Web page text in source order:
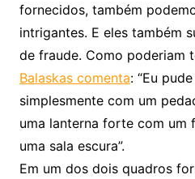
fornecidos, também
intrigantes. E eles também
de fraude. Como poderiam
Balaskas comenta: “Eu
simplesmente com um
uma lanterna forte com um
uma sala escura”.
Em um dos dois quadros